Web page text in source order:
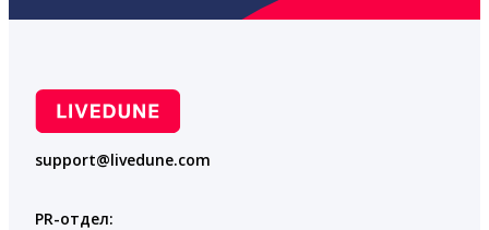
support@livedune.com
PR-отдел: